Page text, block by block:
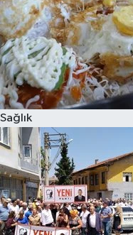
Sağlık